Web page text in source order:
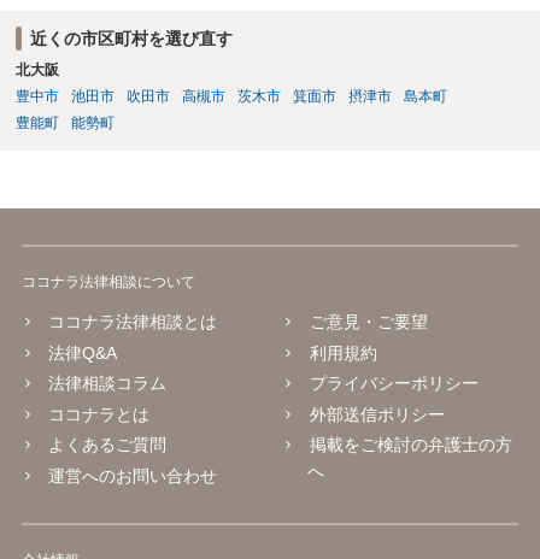
ておくことをお勧めします。また、既存の楽曲と偶然類似する可能性
や、第三者が同じような楽曲を生成する可能性にも注意が必要です。
最終的には、個別の楽曲の制作過程と、利用時点のSuno及び配信サー
ビスの規約を確認して判断することになります。
近くの市区町村を選び直す
北大阪
豊中市
池田市 吹田市 高槻市 茨木市 箕面市 摂津市
島本町
豊能町
能勢町
ココナラ法律相談について
ココナラ法律相談とは
法律Q&A
法律相談コラム
ココナラとは
よくあるご質問
運営へのお問い合わせ
ご意見・ご要望
利用規約
プライバシーポリシー
外部送信ポリシー
掲載をご検討の弁護士の方
へ